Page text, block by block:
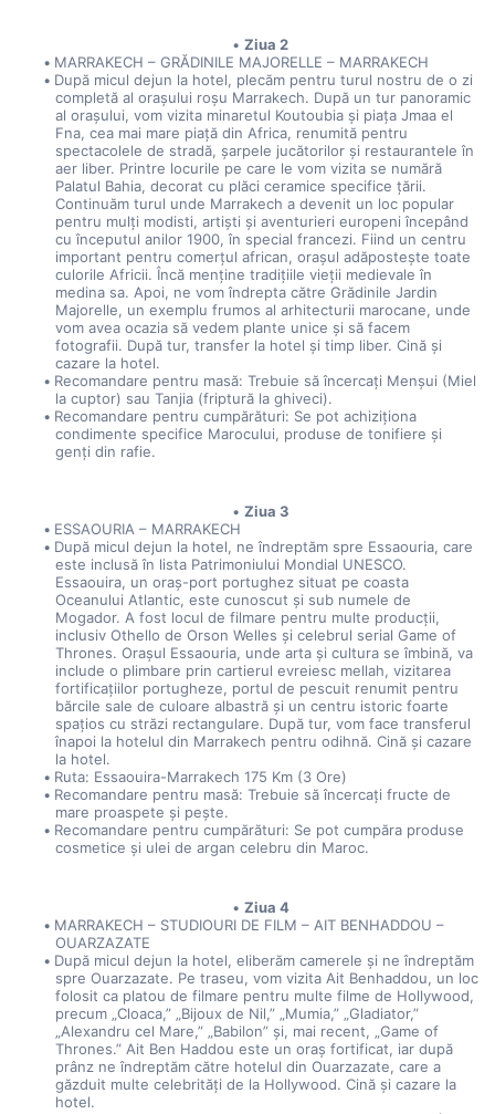
Ziua 2
MARRAKECH – GRĂDINILE MAJORELLE – MARRAKECH
După micul dejun la hotel, plecăm pentru turul nostru de o zi
completă al orașului roșu Marrakech. După un tur panoramic
al orașului, vom vizita minaretul Koutoubia și piața Jmaa el
Fna, cea mai mare piață din Africa, renumită pentru
spectacolele de stradă, șarpele jucătorilor și restaurantele în
aer liber. Printre locurile pe care le vom vizita se numără
Palatul Bahia, decorat cu plăci ceramice specifice țării.
Continuăm turul unde Marrakech a devenit un loc popular
pentru mulți modisti, artiști și aventurieri europeni începând
cu începutul anilor 1900, în special francezi. Fiind un centru
important pentru comerțul african, orașul adăpostește toate
culorile Africii. Încă menține tradițiile vieții medievale în
medina sa. Apoi, ne vom îndrepta către Grădinile Jardin
Majorelle, un exemplu frumos al arhitecturii marocane, unde
vom avea ocazia să vedem plante unice și să facem
fotografii. După tur, transfer la hotel și timp liber. Cină și
cazare la hotel.
Recomandare pentru masă: Trebuie să încercați Menșui (Miel
la cuptor) sau Tanjia (friptură la ghiveci).
Recomandare pentru cumpărături: Se pot achiziționa
condimente specifice Marocului, produse de tonifiere și
genți din rafie.
Ziua 3
ESSAOURIA – MARRAKECH
După micul dejun la hotel, ne îndreptăm spre Essaouria, care
este inclusă în lista Patrimoniului Mondial UNESCO.
Essaouira, un oraș-port portughez situat pe coasta
Oceanului Atlantic, este cunoscut și sub numele de
Mogador. A fost locul de filmare pentru multe producții,
inclusiv Othello de Orson Welles și celebrul serial Game of
Thrones. Orașul Essaouria, unde arta și cultura se îmbină, va
include o plimbare prin cartierul evreiesc mellah, vizitarea
fortificațiilor portugheze, portul de pescuit renumit pentru
bărcile sale de culoare albastră și un centru istoric foarte
spațios cu străzi rectangulare. După tur, vom face transferul
înapoi la hotelul din Marrakech pentru odihnă. Cină și cazare
la hotel.
Ruta: Essaouira-Marrakech 175 Km (3 Ore)
Recomandare pentru masă: Trebuie să încercați fructe de
mare proaspete și pește.
Recomandare pentru cumpărături: Se pot cumpăra produse
cosmetice și ulei de argan celebru din Maroc.
Ziua 4
MARRAKECH – STUDIOURI DE FILM – AIT BENHADDOU –
OUARZAZATE
După micul dejun la hotel, eliberăm camerele și ne îndreptăm
spre Ouarzazate. Pe traseu, vom vizita Ait Benhaddou, un loc
folosit ca platou de filmare pentru multe filme de Hollywood,
precum „Cloaca,” „Bijoux de Nil,” „Mumia,” „Gladiator,”
„Alexandru cel Mare,” „Babilon” și, mai recent, „Game of
Thrones.” Ait Ben Haddou este un oraș fortificat, iar după
prânz ne îndreptăm către hotelul din Ouarzazate, care a
găzduit multe celebrități de la Hollywood. Cină și cazare la
hotel.